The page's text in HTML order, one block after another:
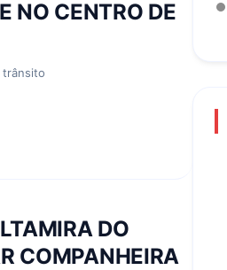
NO CENTRO DE
DO
COMPANHEIRA